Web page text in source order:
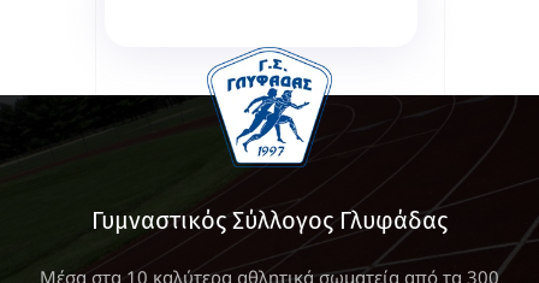
Γυμναστικός Σύλλογος Γλυφάδας
Μέσα στα 10 καλύτερα αθλητικά σωματεία από τα 300